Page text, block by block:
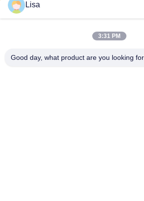
Lisa
3:31 PM
Good day, what product are you looking